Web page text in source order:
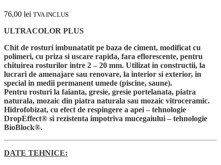
76,00 lei TVA INCLUS
ULTRACOLOR PLUS
Chit de rosturi imbunatatit pe baza de ciment, modificat cu
polimeri, cu priza si uscare rapida, fara eflorescente, pentru
chituirea rosturilor intre 2 – 20 mm. Utilizat in constructii, la
lucrari de amenajare sau renovare, la interior si exterior, in
special in medii permanent umede (piscine, saune).
Pentru rosturi la faianta, gresie, gresie portelanata, piatra
naturala, mozaic din piatra naturala sau mozaic vitroceramic.
Hidrofobizat, cu efect de respingere a apei – tehnologie
DropEffect® si rezistenta impotriva mucegaiului – tehnologie
BioBlock®.
DATE TEHNICE: